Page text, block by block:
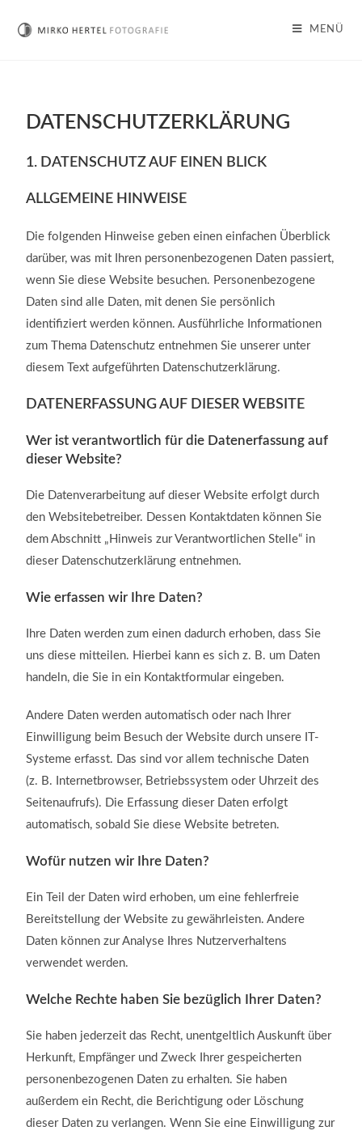
MENÜ
DATENSCHUTZ­ERKLÄRUNG
1. DATENSCHUTZ AUF EINEN BLICK
ALLGEMEINE HINWEISE
Die folgenden Hinweise geben einen einfachen Überblick
darüber, was mit Ihren personenbezogenen Daten passiert,
wenn Sie diese Website besuchen. Personenbezogene
Daten sind alle Daten, mit denen Sie persönlich
identifiziert werden können. Ausführliche Informationen
zum Thema Datenschutz entnehmen Sie unserer unter
diesem Text aufgeführten Datenschutzerklärung.
DATENERFASSUNG AUF DIESER WEBSITE
Wer ist verantwortlich für die Datenerfassung auf
dieser Website?
Die Datenverarbeitung auf dieser Website erfolgt durch
den Websitebetreiber. Dessen Kontaktdaten können Sie
dem Abschnitt „Hinweis zur Verantwortlichen Stelle“ in
dieser Datenschutzerklärung entnehmen.
Wie erfassen wir Ihre Daten?
Ihre Daten werden zum einen dadurch erhoben, dass Sie
uns diese mitteilen. Hierbei kann es sich z. B. um Daten
handeln, die Sie in ein Kontaktformular eingeben.
Andere Daten werden automatisch oder nach Ihrer
Einwilligung beim Besuch der Website durch unsere IT-
Systeme erfasst. Das sind vor allem technische Daten
(z. B. Internetbrowser, Betriebssystem oder Uhrzeit des
Seitenaufrufs). Die Erfassung dieser Daten erfolgt
automatisch, sobald Sie diese Website betreten.
Wofür nutzen wir Ihre Daten?
Ein Teil der Daten wird erhoben, um eine fehlerfreie
Bereitstellung der Website zu gewährleisten. Andere
Daten können zur Analyse Ihres Nutzerverhaltens
verwendet werden.
Welche Rechte haben Sie bezüglich Ihrer Daten?
Sie haben jederzeit das Recht, unentgeltlich Auskunft über
Herkunft, Empfänger und Zweck Ihrer gespeicherten
personenbezogenen Daten zu erhalten. Sie haben
außerdem ein Recht, die Berichtigung oder Löschung
dieser Daten zu verlangen. Wenn Sie eine Einwilligung zur